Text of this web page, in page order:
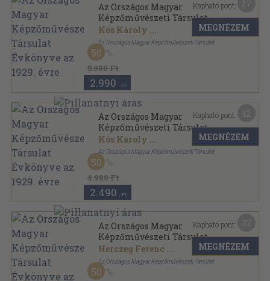
Az Országos Magyar
Képzőművészeti Társulat
Évkönyve az 1929. évre
Kós Károly ...
Az Országos Magyar Képzőművészeti Társulat
Vászon
Az Országos Magyar Képzőművészeti Társulat
Évkönyve sorozat
5.980 Ft
50
2.990 ,-Ft
Kapható pont:
MEGNÉZEM
Az Országos Magyar
Képzőművészeti Társulat
Évkönyve az 1929. évre
Kós Károly ...
Az Országos Magyar Képzőművészeti Társulat
Könyvkötői vászonkötés
Az Országos Magyar Képzőművészeti Társulat
Évkönyve sorozat
4.980 Ft
50
2.490 ,-Ft
Kapható pont:
MEGNÉZEM
Az Országos Magyar
Képzőművészeti Társulat
Évkönyve az 1930. évre
Herczeg Ferenc ...
Az Országos Magyar Képzőművészeti Társulat
Félvászon
50
Kapható pont:
MEGNÉZEM